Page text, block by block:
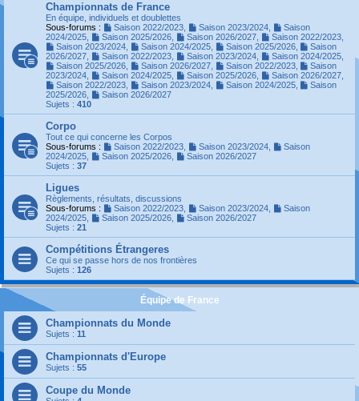
Championnats de France
En équipe, individuels et doublettes
Sous-forums :
Saison 2022/2023, Saison 2023/2024,
Saison
2024/2025
Saison 2025/2026, Saison 2026/2027, Saison 2022/2023,
Saison 2023/2024, Saison 2024/2025, Saison 2025/2026,
Saison
2026/2027
Saison 2022/2023, Saison 2023/2024, Saison 2024/2025,
Saison 2025/2026, Saison 2026/2027, Saison 2022/2023,
Saison
2023/2024
Saison 2024/2025, Saison 2025/2026, Saison 2026/2027,
Saison 2022/2023, Saison 2023/2024, Saison 2024/2025,
Saison
2025/2026
Saison 2026/2027
Sujets : 410
Corpo
Tout ce qui concerne les Corpos
Sous-forums :
Saison 2022/2023, Saison 2023/2024,
Saison
2024/2025
Saison 2025/2026,
Saison 2026/2027
Sujets : 37
Ligues
Règlements, résultats, discussions
Sous-forums :
Saison 2022/2023, Saison 2023/2024,
Saison
2024/2025
Saison 2025/2026,
Saison 2026/2027
Sujets : 21
Compétitions Étrangeres
Ce qui se passe hors de nos frontières
Sujets : 126
Équipe de France
Championnats du Monde
Sujets : 11
Championnats d'Europe
Sujets : 55
Coupe du Monde